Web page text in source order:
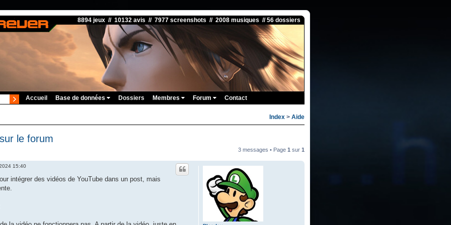
8894 jeux // 10132 avis // 7977 screenshots // 2008 musiques // 56 dossiers
Accueil Base de données Dossiers Membres Forum Contact
Index > Aide
le forum
3 messages • Page 1 sur 1
15:40
intégrer des vidéos de YouTube dans un post, mais